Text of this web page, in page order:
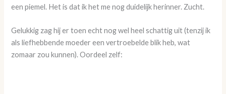
een piemel. Het is dat ik het me nog duidelijk herinner. Zucht.
Gelukkig zag hij er toen echt nog wel heel schattig uit (tenzij ik
als liefhebbende moeder een vertroebelde blik heb, wat
zomaar zou kunnen). Oordeel zelf: